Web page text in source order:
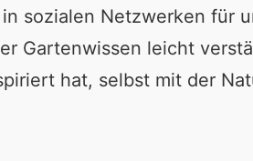
sozialen Netzwerken für
Gartenwissen leicht
hat, selbst mit der